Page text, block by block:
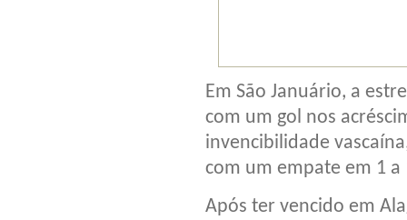
Em São Januário, a
com um gol nos
invencibilidade
com um empate em 1 a
Após ter vencido em